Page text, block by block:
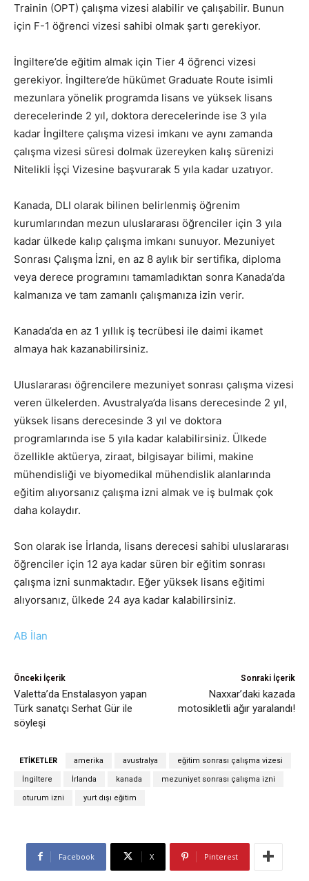
Trainin (OPT) çalışma vizesi alabilir ve çalışabilir. Bunun
için F-1 öğrenci vizesi sahibi olmak şartı gerekiyor.
İngiltere’de eğitim almak için Tier 4 öğrenci vizesi
gerekiyor. İngiltere’de hükümet Graduate Route isimli
mezunlara yönelik programda lisans ve yüksek lisans
derecelerinde 2 yıl, doktora derecelerinde ise 3 yıla
kadar İngiltere çalışma vizesi imkanı ve aynı zamanda
çalışma vizesi süresi dolmak üzereyken kalış sürenizi
Nitelikli İşçi Vizesine başvurarak 5 yıla kadar uzatıyor.
Kanada, DLI olarak bilinen belirlenmiş öğrenim
kurumlarından mezun uluslararası öğrenciler için 3 yıla
kadar ülkede kalıp çalışma imkanı sunuyor. Mezuniyet
Sonrası Çalışma İzni, en az 8 aylık bir sertifika, diploma
veya derece programını tamamladıktan sonra Kanada’da
kalmanıza ve tam zamanlı çalışmanıza izin verir.
Kanada’da en az 1 yıllık iş tecrübesi ile daimi ikamet
almaya hak kazanabilirsiniz.
Uluslararası öğrencilere mezuniyet sonrası çalışma vizesi
veren ülkelerden. Avustralya’da lisans derecesinde 2 yıl,
yüksek lisans derecesinde 3 yıl ve doktora
programlarında ise 5 yıla kadar kalabilirsiniz. Ülkede
özellikle aktüerya, ziraat, bilgisayar bilimi, makine
mühendisliği ve biyomedikal mühendislik alanlarında
eğitim alıyorsanız çalışma izni almak ve iş bulmak çok
daha kolaydır.
Son olarak ise İrlanda, lisans derecesi sahibi uluslararası
öğrenciler için 12 aya kadar süren bir eğitim sonrası
çalışma izni sunmaktadır. Eğer yüksek lisans eğitimi
alıyorsanız, ülkede 24 aya kadar kalabilirsiniz.
AB İlan
Önceki İçerik
Valetta’da Enstalasyon yapan
Türk sanatçı Serhat Gür ile
söyleşi
Sonraki İçerik
Naxxar’daki kazada
motosikletli ağır yaralandı!
ETIKETLER amerika avustralya eğitim sonrası çalışma vizesi
İngiltere İrlanda kanada mezuniyet sonrası çalışma izni
oturum izni yurt dışı eğitim
Facebook X Pinterest